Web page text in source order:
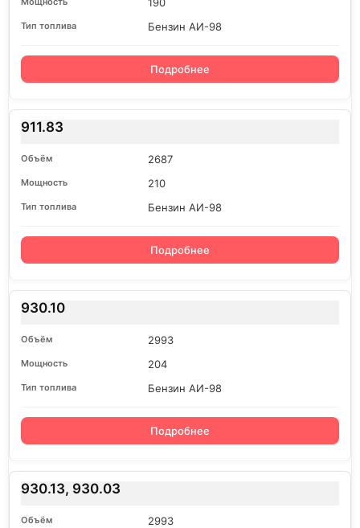
Бензин АИ-98
Подробнее
911.83
2687
210
Бензин АИ-98
Подробнее
930.10
2993
204
Бензин АИ-98
Подробнее
930.13, 930.03
2993